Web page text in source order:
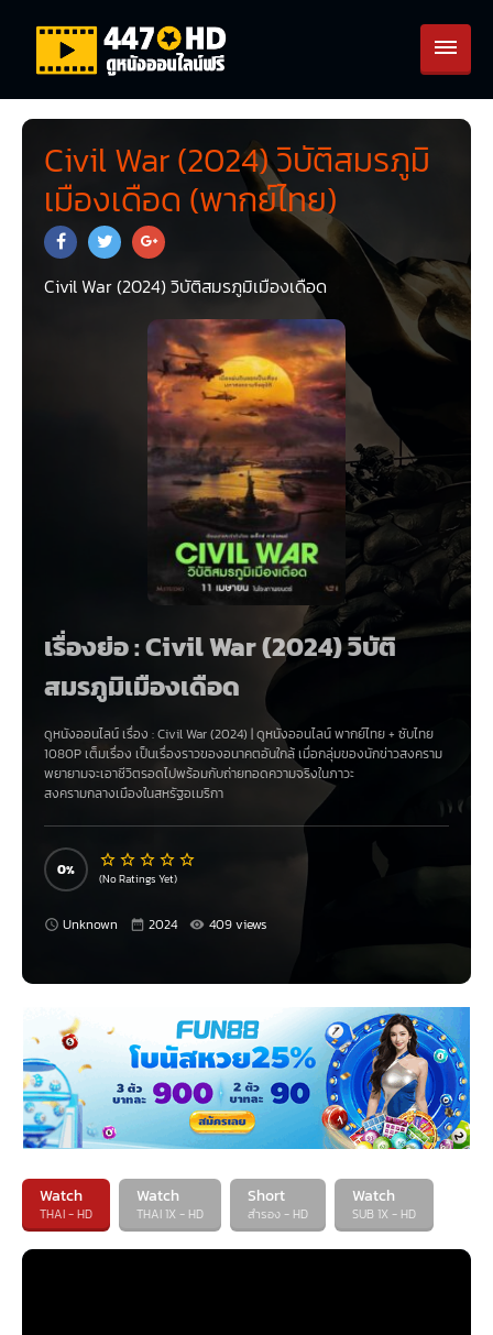
Civil War (2024) วิบัติสมรภูมิ
เมืองเดือด (พากย์ไทย)
Civil War (2024) วิบัติสมรภูมิเมืองเดือด
เรื่องย่อ : Civil War (2024) วิบัติ
สมรภูมิเมืองเดือด
ดูหนังออนไลน์ เรื่อง :Civil War (2024) |ดูหนังออนไลน์พากย์ไทย+ ซับไทย
1080Pเต็มเรื่อง เป็นเรื่องราวของอนาคตอันใกล้ เมื่อกลุ่มของนักข่าวสงคราม
พยายามจะเอาชีวิตรอดไปพร้อมกับถ่ายทอดความจริงในภาวะ
สงครามกลางเมืองในสหรัฐอเมริกา
0 (No Ratings Yet)
Unknown 2024 409 views
Watch
THAI - HD
Watch
THAI 1X - HD
Short
สำรอง - HD
Watch
SUB 1X - HD